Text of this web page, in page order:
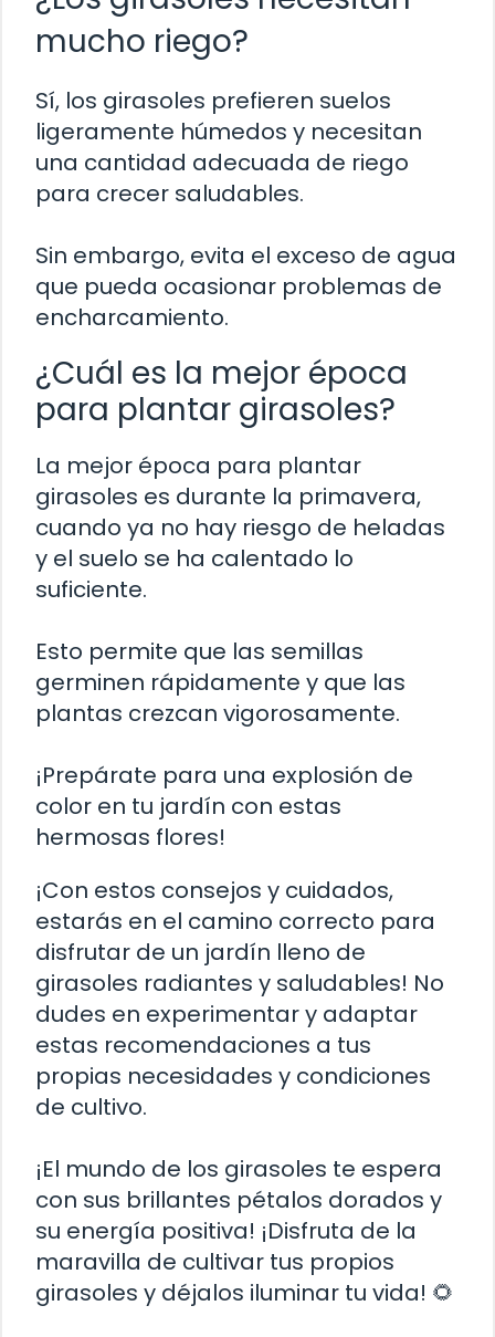
mucho riego?
Sí, los girasoles prefieren suelos
ligeramente húmedos y necesitan
una cantidad adecuada de riego
para crecer saludables.
Sin embargo, evita el exceso de agua
que pueda ocasionar problemas de
encharcamiento.
¿Cuál es la mejor época
para plantar girasoles?
La mejor época para plantar
girasoles es durante la primavera,
cuando ya no hay riesgo de heladas
y el suelo se ha calentado lo
suficiente.
Esto permite que las semillas
germinen rápidamente y que las
plantas crezcan vigorosamente.
¡Prepárate para una explosión de
color en tu jardín con estas
hermosas flores!
¡Con estos consejos y cuidados,
estarás en el camino correcto para
disfrutar de un jardín lleno de
girasoles radiantes y saludables! No
dudes en experimentar y adaptar
estas recomendaciones a tus
propias necesidades y condiciones
de cultivo.
¡El mundo de los girasoles te espera
con sus brillantes pétalos dorados y
su energía positiva! ¡Disfruta de la
maravilla de cultivar tus propios
girasoles y déjalos iluminar tu vida! 🌻